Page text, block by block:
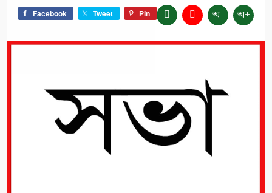
Facebook Tweet Pin অ- অ+